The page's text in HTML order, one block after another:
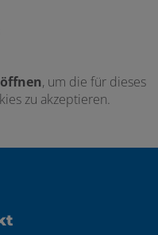
, um die für dieses
zu akzeptieren.